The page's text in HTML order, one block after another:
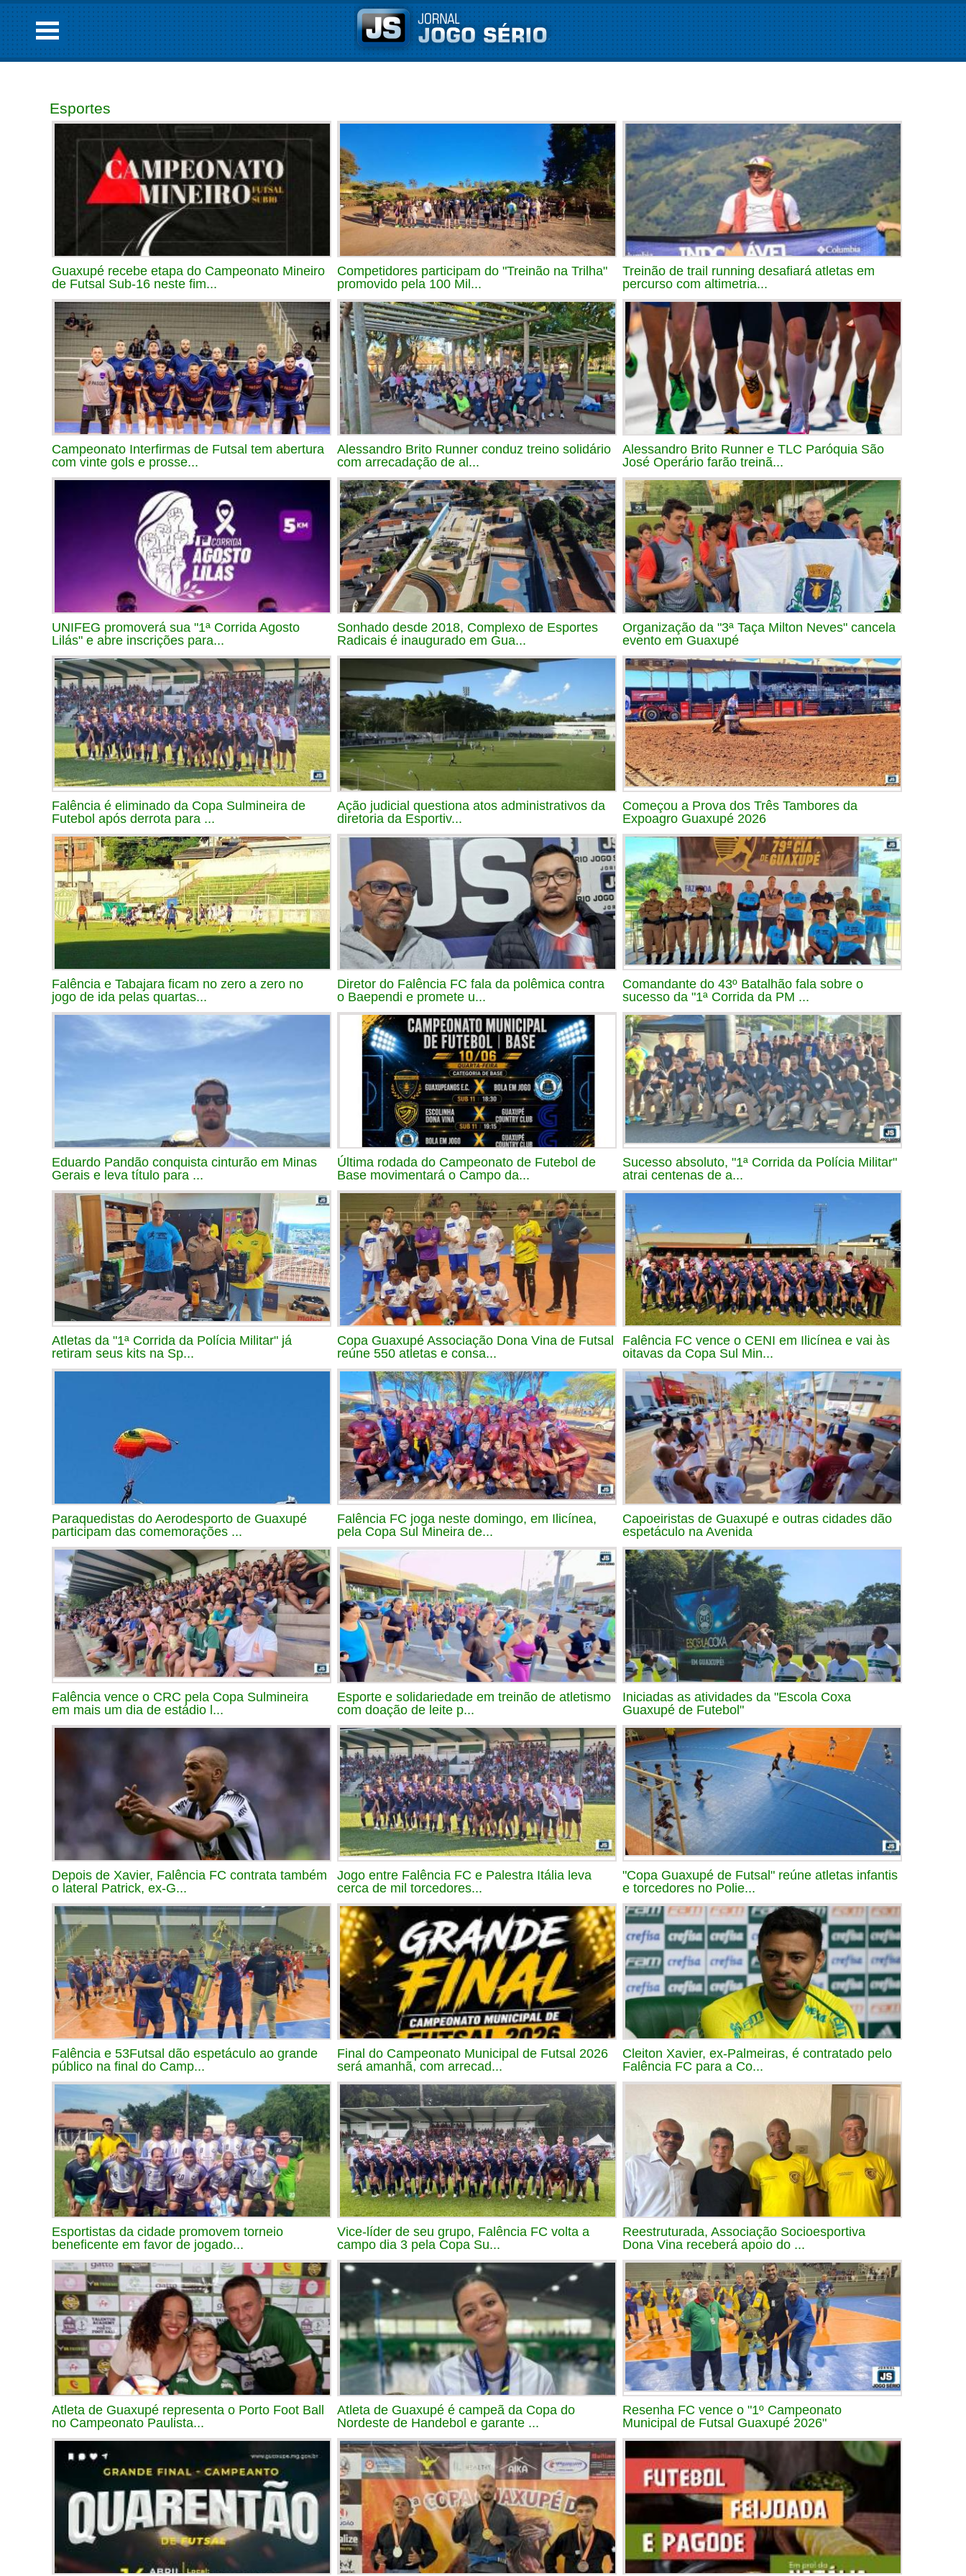
Esportes
Guaxupé recebe etapa do Campeonato Mineiro
de Futsal Sub-16 neste fim...
Competidores participam do "Treinão na Trilha"
promovido pela 100 Mil...
Treinão de trail running desafiará atletas em
percurso com altimetria...
Campeonato Interfirmas de Futsal tem abertura
com vinte gols e prosse...
Alessandro Brito Runner conduz treino solidário
com arrecadação de al...
Alessandro Brito Runner e TLC Paróquia São
José Operário farão treinã...
UNIFEG promoverá sua "1ª Corrida Agosto
Lilás" e abre inscrições para...
Sonhado desde 2018, Complexo de Esportes
Radicais é inaugurado em Gua...
Organização da "3ª Taça Milton Neves" cancela
evento em Guaxupé
Falência é eliminado da Copa Sulmineira de
Futebol após derrota para ...
Ação judicial questiona atos administrativos da
diretoria da Esportiv...
Começou a Prova dos Três Tambores da
Expoagro Guaxupé 2026
Falência e Tabajara ficam no zero a zero no
jogo de ida pelas quartas...
Diretor do Falência FC fala da polêmica contra
o Baependi e promete u...
Comandante do 43º Batalhão fala sobre o
sucesso da "1ª Corrida da PM ...
Eduardo Pandão conquista cinturão em Minas
Gerais e leva título para ...
Última rodada do Campeonato de Futebol de
Base movimentará o Campo da...
Sucesso absoluto, "1ª Corrida da Polícia Militar"
atrai centenas de a...
Atletas da "1ª Corrida da Polícia Militar" já
retiram seus kits na Sp...
Copa Guaxupé Associação Dona Vina de Futsal
reúne 550 atletas e consa...
Falência FC vence o CENI em Ilicínea e vai às
oitavas da Copa Sul Min...
Paraquedistas do Aerodesporto de Guaxupé
participam das comemorações ...
Falência FC joga neste domingo, em Ilicínea,
pela Copa Sul Mineira de...
Capoeiristas de Guaxupé e outras cidades dão
espetáculo na Avenida
Falência vence o CRC pela Copa Sulmineira
em mais um dia de estádio l...
Esporte e solidariedade em treinão de atletismo
com doação de leite p...
Iniciadas as atividades da "Escola Coxa
Guaxupé de Futebol"
Depois de Xavier, Falência FC contrata também
o lateral Patrick, ex-G...
Jogo entre Falência FC e Palestra Itália leva
cerca de mil torcedores...
"Copa Guaxupé de Futsal" reúne atletas infantis
e torcedores no Polie...
Falência e 53Futsal dão espetáculo ao grande
público na final do Camp...
Final do Campeonato Municipal de Futsal 2026
será amanhã, com arrecad...
Cleiton Xavier, ex-Palmeiras, é contratado pelo
Falência FC para a Co...
Esportistas da cidade promovem torneio
beneficente em favor de jogado...
Vice-líder de seu grupo, Falência FC volta a
campo dia 3 pela Copa Su...
Reestruturada, Associação Socioesportiva
Dona Vina receberá apoio do ...
Atleta de Guaxupé representa o Porto Foot Ball
no Campeonato Paulista...
Atleta de Guaxupé é campeã da Copa do
Nordeste de Handebol e garante ...
Resenha FC vence o "1º Campeonato
Municipal de Futsal Guaxupé 2026"